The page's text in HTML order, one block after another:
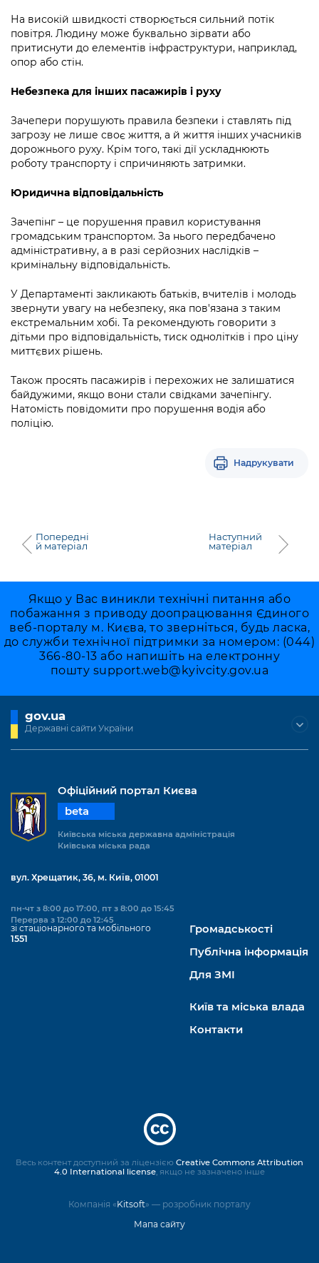
На високій швидкості створюється сильний потік
повітря. Людину може буквально зірвати або
притиснути до елементів інфраструктури, наприклад,
опор або стін.
Небезпека для інших пасажирів і руху
Зачепери порушують правила безпеки і ставлять під
загрозу не лише своє життя, а й життя інших учасників
дорожнього руху. Крім того, такі дії ускладнюють
роботу транспорту і спричиняють затримки.
Юридична відповідальність
Зачепінг – це порушення правил користування
громадським транспортом. За нього передбачено
адміністративну, а в разі серйозних наслідків –
кримінальну відповідальність.
У Департаменті закликають батьків, вчителів і молодь
звернути увагу на небезпеку, яка пов'язана з таким
екстремальним хобі. Та рекомендують говорити з
дітьми про відповідальність, тиск однолітків і про ціну
миттєвих рішень.
Також просять пасажирів і перехожих не залишатися
байдужими, якщо вони стали свідками зачепінгу.
Натомість повідомити про порушення водія або
поліцію.
Надрукувати
Попередні
й матеріал
Наступний
матеріал
Якщо у Вас виникли технічні питання або
побажання з приводу доопрацювання Єдиного
веб-порталу м. Києва, то зверніться, будь ласка,
до служби технічної підтримки за номером: (044)
366-80-13 або напишіть на електронну
пошту support.web@kyivcity.gov.ua
gov.ua
Державні сайти України
Офіційний портал Києва
beta
Київська міська державна адміністрація
Київська міська рада
вул. Хрещатик, 36, м. Київ, 01001
пн-чт з 8:00 до 17:00, пт з 8:00 до 15:45
Перерва з 12:00 до 12:45
зі стаціонарного та мобільного
1551
Громадськості
Публічна інформація
Для ЗМІ
Київ та міська влада
Контакти
Компанія «Kitsoft» — розробник порталу
Мапа сайту
Весь контент доступний за ліцензією Creative Commons Attribution
4.0 International license , якщо не зазначено інше